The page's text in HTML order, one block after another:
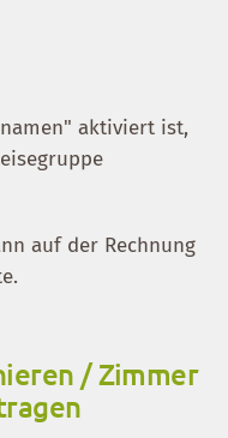
aktiviert ist,
auf der Rechnung
/ Zimmer